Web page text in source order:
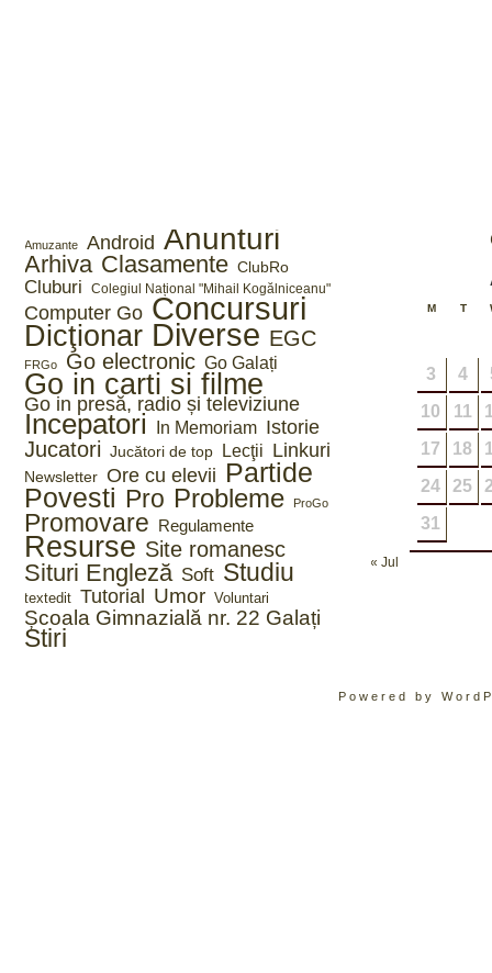
Amuzante Android Anunturi
Arhiva Clasamente ClubRo
Cluburi Colegiul Național "Mihail Kogălniceanu"
Computer Go Concursuri
Dicţionar Diverse EGC
FRGo Go electronic Go Galați
Go in carti si filme
Go in presă, radio și televiziune
Incepatori In Memoriam Istorie
Jucatori Jucători de top Lecţii Linkuri
Newsletter Ore cu elevii Partide
Povesti Pro Probleme ProGo
Promovare Regulamente
Resurse Site romanesc
Situri Engleză Soft Studiu
textedit Tutorial Umor Voluntari
Școala Gimnazială nr. 22 Galați
Știri
M T
3 4
10
11
17
18
24
25
31
« Jul
Powered by